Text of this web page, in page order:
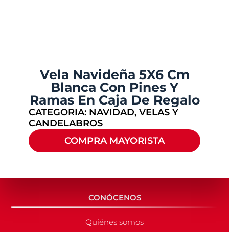
Vela Navideña 5X6 Cm
Blanca Con Pines Y
Ramas En Caja De Regalo
CATEGORIA: NAVIDAD, VELAS Y
CANDELABROS
COMPRA MAYORISTA
CONÓCENOS
Quiénes somos